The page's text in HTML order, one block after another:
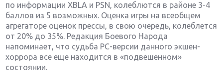
по информации XBLA и PSN, колеблются в районе 3-4
баллов из 5 возможных. Оценка игры на всеобщем
агрегаторе оценок прессы, в свою очередь, колеблется
от 20% до 35%. Редакция Боевого Народа
напоминает, что судьба PC-версии данного экшен-
хоррора все еще находится в «подвешенном»
состоянии.